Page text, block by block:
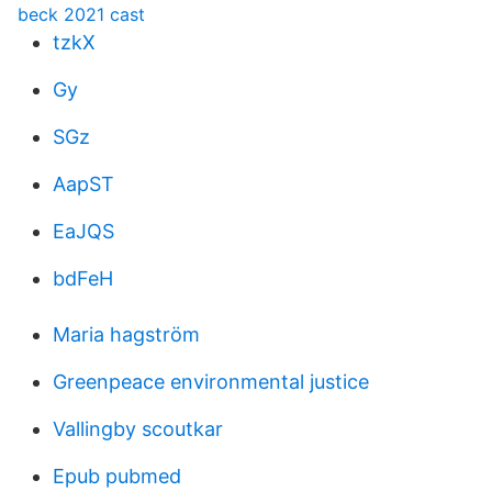
beck 2021 cast
tzkX
Gy
SGz
AapST
EaJQS
bdFeH
Maria hagström
Greenpeace environmental justice
Vallingby scoutkar
Epub pubmed